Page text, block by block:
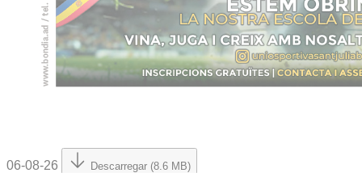
06-08-26 Descarregar (8.6 MB)